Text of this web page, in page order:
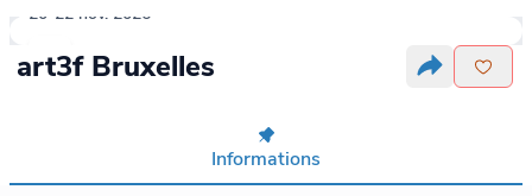
20-22 nov. 2026
art3f Bruxelles
Informations